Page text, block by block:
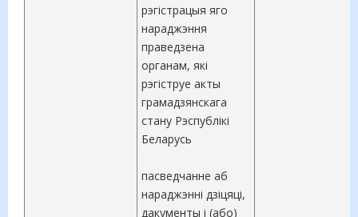
рэгістрацыя яго
нараджэння
праведзена
органам, які
рэгіструе акты
грамадзянскага
стану Рэспублікі
Беларусь
пасведчанне аб
нараджэнні дзіцяці,
дакументы і (або)